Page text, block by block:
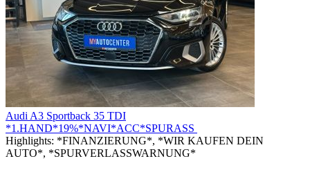
Audi A3 Sportback 35 TDI
*1.HAND*19%*NAVI*ACC*SPURASS
Highlights: *FINANZIERUNG*, *WIR KAUFEN DEIN
AUTO*, *SPURVERLASSWARNUNG*